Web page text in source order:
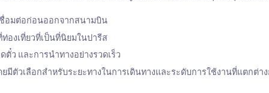
อมต่อก่อนออกจากสนามบิน
องเที่ยวที่เป็นที่นิยมในปารีส
ว และการนำทางอย่างรวดเร็ว
ยมีตัวเลือกสำหรับระยะทางในการเดินทางและระดับการใช้งานที่แตกต่า